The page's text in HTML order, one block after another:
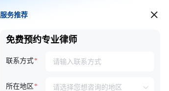
服务推荐
服务推荐
免费预约专业律师
联系方式
所在地区